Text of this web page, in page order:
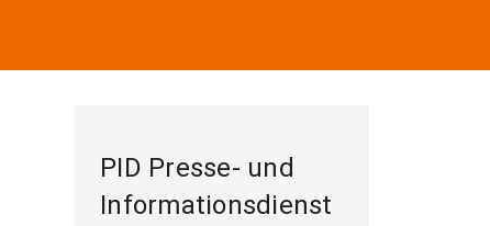
PID Presse- und
Informationsdienst